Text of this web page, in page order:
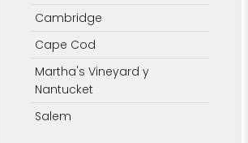
Cambridge
Cape Cod
Martha's Vineyard y
Nantucket
Salem